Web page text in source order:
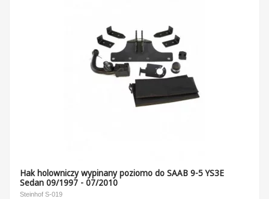
Hak holowniczy wypinany poziomo do SAAB 9-5 YS3E
Sedan 09/1997 - 07/2010
Steinhof S-019